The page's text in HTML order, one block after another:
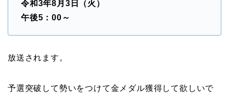
令和3年8月3日（火）
午後5：00～
放送されます。
予選突破して勢いをつけて金メダル獲得して欲しいで